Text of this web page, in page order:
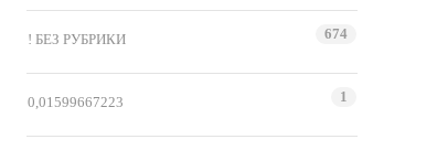
! БЕЗ РУБРИКИ 674
0,01599667223 1